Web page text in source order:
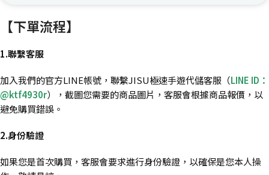
【下單流程】
1.聯繫客服
加入我們的官方LINE帳號，聯繫JISU極速手遊代儲客服（LINE ID：
@ktf4930r），截圖您需要的商品圖片，客服會根據商品報價，以
避免購買錯誤。
2.身份驗證
如果您是首次購買，客服會要求進行身份驗證，以確保是您本人操